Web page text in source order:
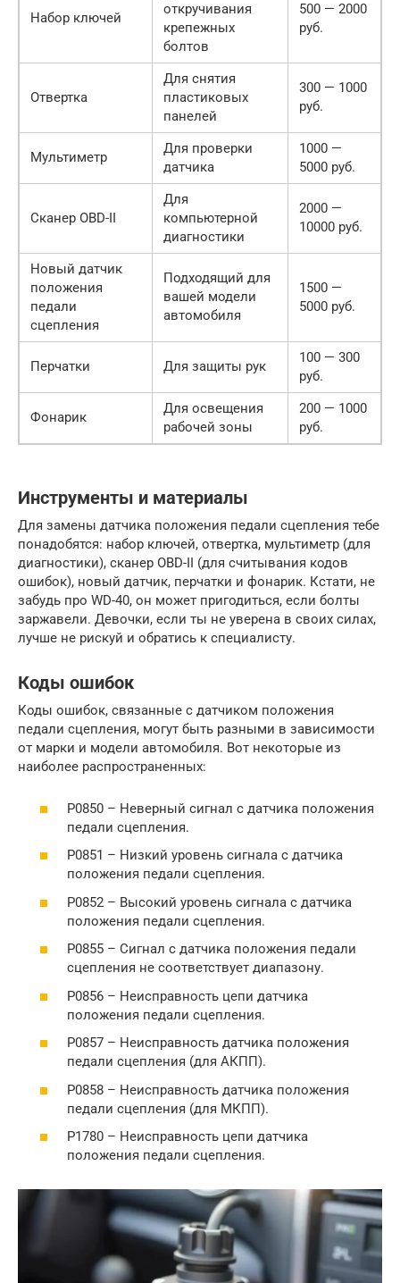
Набор ключей
откручивания
крепежных
болтов
500 — 2000
руб.
Отвертка
Для снятия
пластиковых
панелей
300 — 1000
руб.
Мультиметр
Для проверки
датчика
1000 —
5000 руб.
Сканер OBD-II
Для
компьютерной
диагностики
2000 —
10000 руб.
Новый датчик
положения
педали
сцепления
Подходящий для
вашей модели
автомобиля
1500 —
5000 руб.
Перчатки Для защиты рук
100 — 300
руб.
Фонарик
Для освещения
рабочей зоны
200 — 1000
руб.
Инструменты и материалы
Для замены датчика положения педали сцепления тебе
понадобятся: набор ключей, отвертка, мультиметр (для
диагностики), сканер OBD-II (для считывания кодов
ошибок), новый датчик, перчатки и фонарик. Кстати, не
забудь про WD-40, он может пригодиться, если болты
заржавели. Девочки, если ты не уверена в своих силах,
лучше не рискуй и обратись к специалисту.
Коды ошибок
Коды ошибок, связанные с датчиком положения
педали сцепления, могут быть разными в зависимости
от марки и модели автомобиля. Вот некоторые из
наиболее распространенных:
P0850 – Неверный сигнал с датчика положения
педали сцепления.
P0851 – Низкий уровень сигнала с датчика
положения педали сцепления.
P0852 – Высокий уровень сигнала с датчика
положения педали сцепления.
P0855 – Сигнал с датчика положения педали
сцепления не соответствует диапазону.
P0856 – Неисправность цепи датчика
положения педали сцепления.
P0857 – Неисправность датчика положения
педали сцепления (для АКПП).
P0858 – Неисправность датчика положения
педали сцепления (для МКПП).
P1780 – Неисправность цепи датчика
положения педали сцепления.